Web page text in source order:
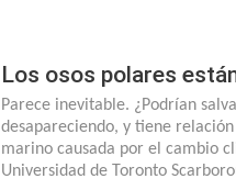
Los osos polares
Parece inevitable. ¿Podrían
desapareciendo, y tiene
marino causada por el cambio
Universidad de Toronto